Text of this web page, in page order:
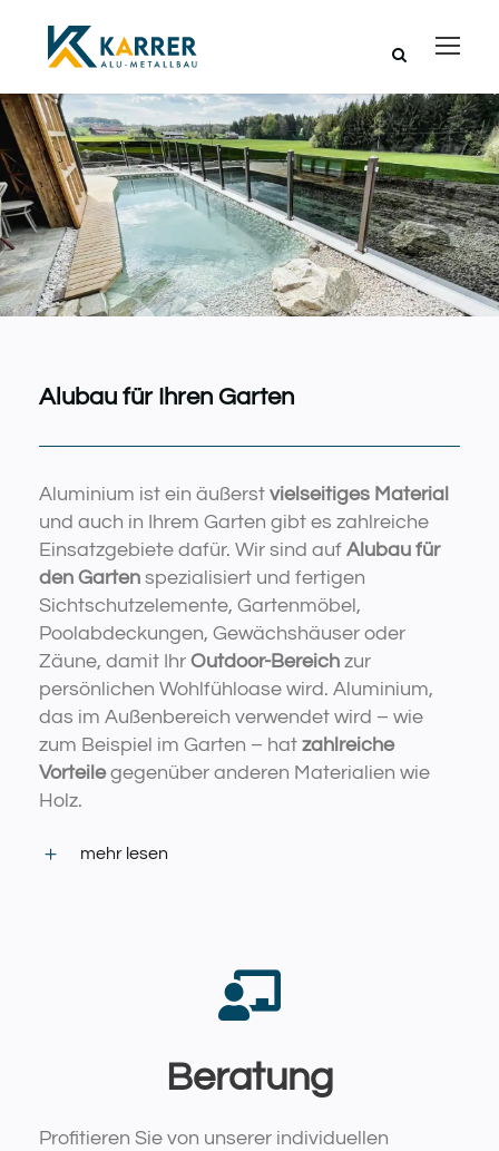
Alubau für Ihren Garten
Aluminium ist ein äußerst vielseitiges Material
und auch in Ihrem Garten gibt es zahlreiche
Einsatzgebiete dafür. Wir sind auf Alubau für
den Garten spezialisiert und fertigen
Sichtschutzelemente, Gartenmöbel,
Poolabdeckungen, Gewächshäuser oder
Zäune, damit Ihr Outdoor-Bereich zur
persönlichen Wohlfühloase wird. Aluminium,
das im Außenbereich verwendet wird – wie
zum Beispiel im Garten – hat zahlreiche
Vorteilegegenüber anderen Materialien wie
Holz.
mehr lesen
Beratung
Profitieren Sie von unserer individuellen